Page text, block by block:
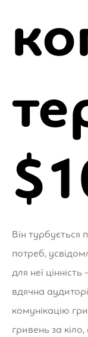
Він турбується
потреб,
для неї
вдячна
комунікацію
гривень за